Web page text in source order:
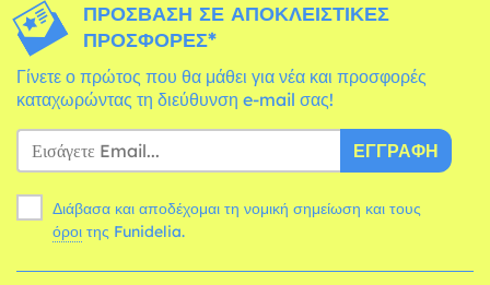
ΠΡΌΣΒΑΣΗ ΣΕ ΑΠΟΚΛΕΙΣΤΙΚΈΣ
ΠΡΟΣΦΟΡΈΣ*
Γίνετε ο πρώτος που θα μάθει για νέα και προσφορές
καταχωρώντας τη διεύθυνση e-mail σας!
ΕΓΓΡΑΦΉ
Διάβασα και αποδέχομαι τη νομική σημείωση και τους
όροι της Funidelia.